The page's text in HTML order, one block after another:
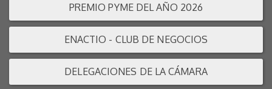
PREMIO PYME DEL AÑO 2026
ENACTIO - CLUB DE NEGOCIOS
DELEGACIONES DE LA CÁMARA